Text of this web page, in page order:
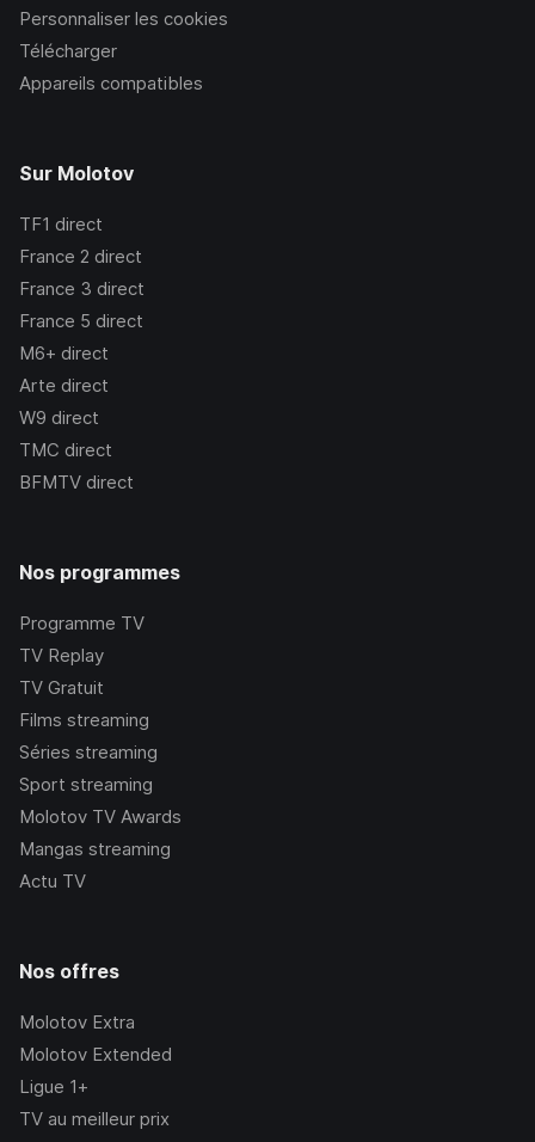
Personnaliser les cookies
Télécharger
Appareils compatibles
Sur Molotov
TF1 direct
France 2 direct
France 3 direct
France 5 direct
M6+ direct
Arte direct
W9 direct
TMC direct
BFMTV direct
Nos programmes
Programme TV
TV Replay
TV Gratuit
Films streaming
Séries streaming
Sport streaming
Molotov TV Awards
Mangas streaming
Actu TV
Nos offres
Molotov Extra
Molotov Extended
Ligue 1+
TV au meilleur prix